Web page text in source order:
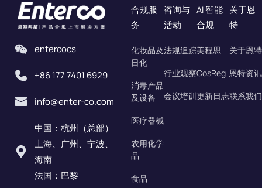
entercocs
+86 177 7401 6929
info@enter-co.com
中国：杭州（总部）
上海、广州、宁波、
海南
法国：巴黎
合规服
务
化妆品及
日化
消毒产品
及设备
医疗器械
农用化学
品
食品
咨询与
活动
法规追踪
行业观察
会议培训
AI 智能
合规
美程思
CosReg
更新日志
关于恩
特
关于恩特
恩特资讯
联系我们